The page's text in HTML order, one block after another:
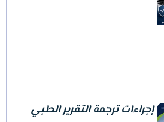
إجراءات ترجمة التقرير الطبي